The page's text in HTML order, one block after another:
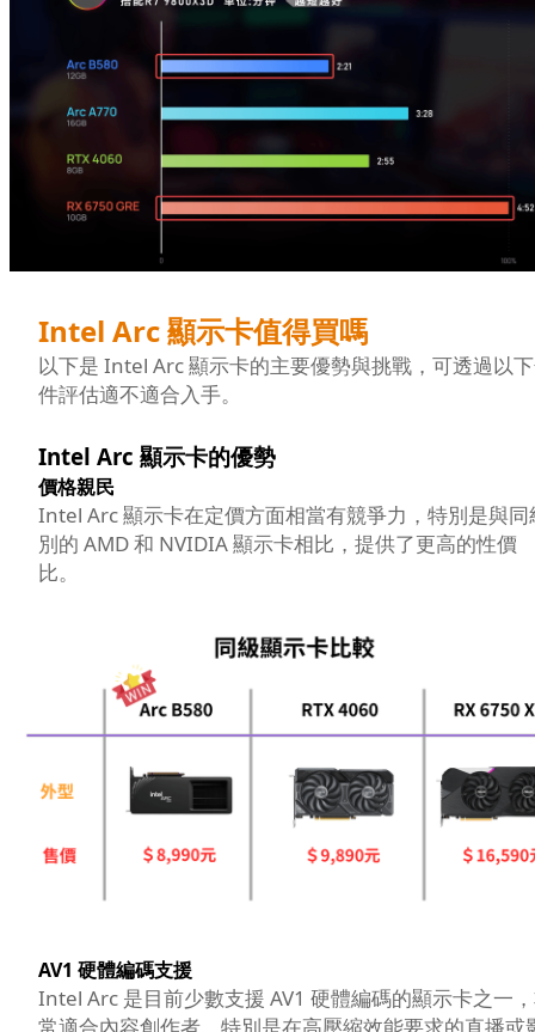
Intel Arc 顯示卡值得買嗎
以下是 Intel Arc 顯示卡的主要優勢與挑戰，可透過以
件評估適不適合入手。
Intel Arc 顯示卡的優勢
價格親民
Intel Arc 顯示卡在定價方面相當有競爭力，特別是與同
別的 AMD 和 NVIDIA 顯示卡相比，提供了更高的性價
比。
AV1 硬體編碼支援
Intel Arc 是目前少數支援 AV1 硬體編碼的顯示卡之一
常適合內容創作者，特別是在高壓縮效能要求的直播或